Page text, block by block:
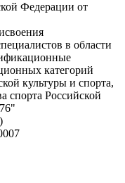
Федерации от
в области
категорий
культуры и спорта,
спорта Российской